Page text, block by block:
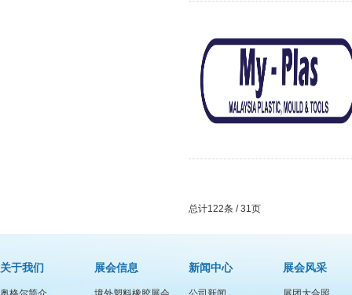
总计122条 / 31页
关于我们 展会信息 新闻中心 展会风采